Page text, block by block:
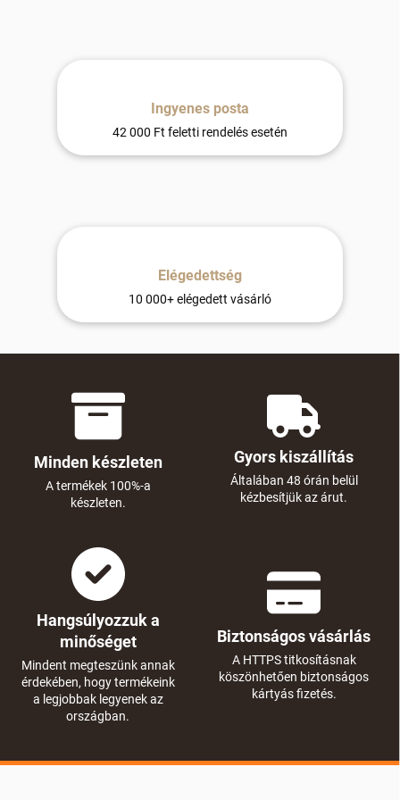
Ingyenes posta
42 000 Ft feletti rendelés esetén
Elégedettség
10 000+ elégedett vásárló
Minden készleten
A termékek 100%-a
készleten.
Gyors kiszállítás
Általában 48 órán belül
kézbesítjük az árut.
Hangsúlyozzuk a
minőséget
Mindent megteszünk annak
érdekében, hogy termékeink
a legjobbak legyenek az
országban.
Biztonságos vásárlás
A HTTPS titkosításnak
köszönhetően biztonságos
kártyás fizetés.